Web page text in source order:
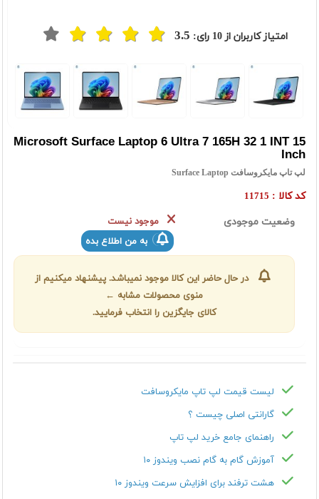
امتیاز کاربران از10 رای: 3.5
Microsoft Surface Laptop 6 Ultra 7 165H 32 1 INT 15
Inch
لپ تاپ مایکروسافت Surface Laptop
کد کالا : 11715
وضعیت موجودی
موجود نیست
به من اطلاع بده
در حال حاضر این کالا موجود نمیباشد. پیشنهاد میکنیم از
منوی محصولات مشابه ←
کالای جایگزین را انتخاب فرمایید.
لیست قیمت لپ تاپ مایکروسافت
گارانتی اصلی چیست ؟
راهنمای جامع خرید لپ تاپ
آموزش گام به گام نصب ویندوز ۱۰
هشت ترفند برای افزایش سرعت ویندوز ۱۰